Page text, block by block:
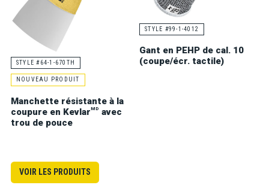
STYLE #64-1-670TH
NOUVEAU PRODUIT
Manchette résistante à la
coupure en KevlarMD avec
trou de pouce
STYLE #99-1-4012
Gant en PEHP de cal. 10
(coupe/écr. tactile)
VOIR LES PRODUITS